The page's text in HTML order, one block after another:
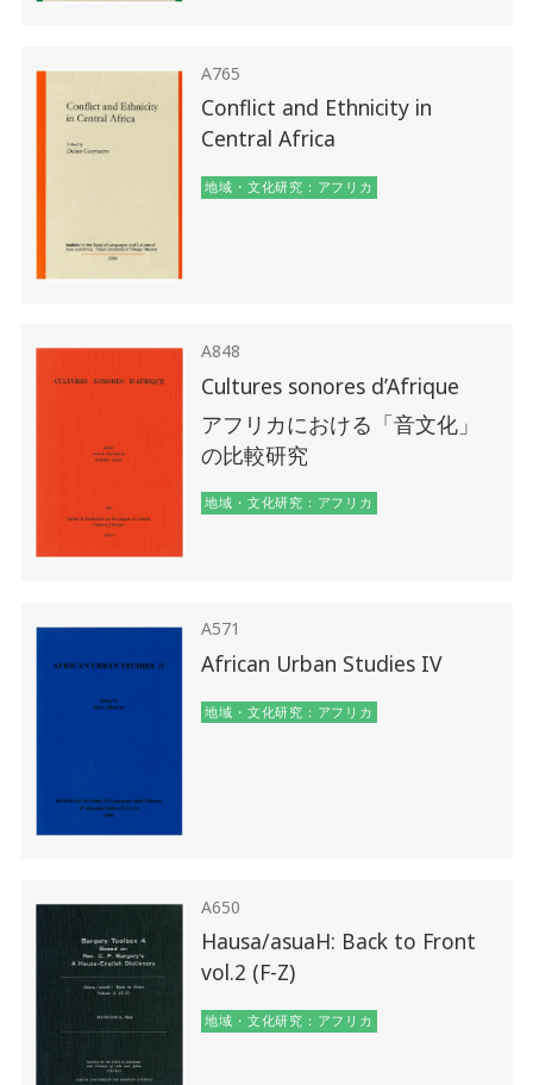
A765
Conflict and Ethnicity in
Central Africa
地域・文化研究：アフリカ
A848
Cultures sonores d’Afrique
アフリカにおける「音文化」
の比較研究
地域・文化研究：アフリカ
A571
African Urban Studies IV
地域・文化研究：アフリカ
A650
Hausa/asuaH: Back to Front
vol.2 (F-Z)
地域・文化研究：アフリカ